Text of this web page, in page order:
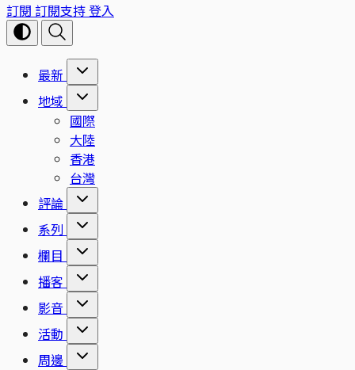
訂閱 訂閱支持登入
最新
地域
國際
大陸
香港
台灣
評論
系列
欄目
播客
影音
活動
周邊